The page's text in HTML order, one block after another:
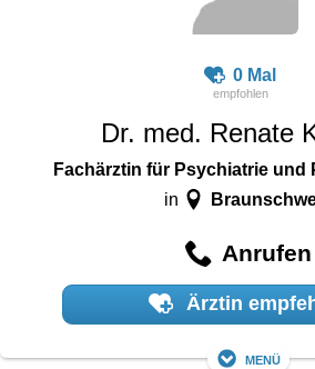
0 Mal
Dr. med. Renate
Fachärztin für Psychiatrie und
in
Anrufen
Ärztin
Menü